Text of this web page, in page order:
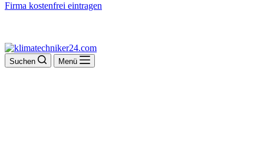
Firma kostenfrei eintragen
Suchen Menü